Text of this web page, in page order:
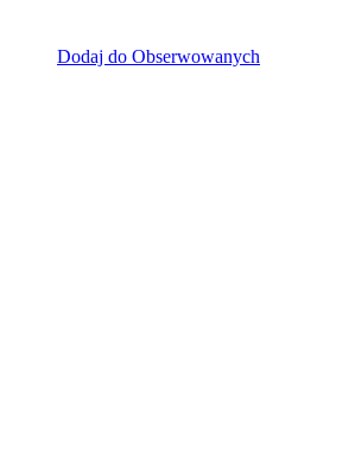
Dodaj do Obserwowanych